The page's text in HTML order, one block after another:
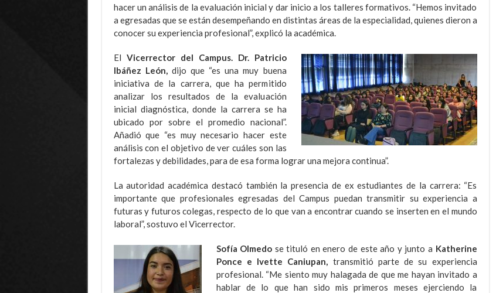
hacer un análisis de la evaluación inicial y dar inicio a los talleres formativos. “Hemos invitado
a egresadas que se están desempeñando en distintas áreas de la especialidad, quienes dieron a
conocer su experiencia profesional”, explicó la académica.
El Vicerrector del Campus. Dr. Patricio
Ibáñez León,
dijo que “es una muy buena
iniciativa de la carrera, que ha permitido
analizar los resultados de la evaluación
inicial diagnóstica, donde la carrera se ha
ubicado por sobre el promedio nacional”.
Añadió que “es muy necesario hacer este
análisis con el objetivo de ver cuáles son las
fortalezas y debilidades, para de esa forma lograr una mejora continua”.
La autoridad académica destacó también la presencia de ex estudiantes de la carrera: “Es
importante que profesionales egresadas del Campus puedan transmitir su experiencia a
futuras y futuros colegas, respecto de lo que van a encontrar cuando se inserten en el mundo
laboral”, sostuvo el Vicerrector.
Sofía Olmedo se tituló en enero de este año y junto a Katherine
Ponce e Ivette Caniupan,
transmitió parte de su experiencia
profesional. “Me siento muy halagada de que me hayan invitado a
hablar de lo que han sido mis primeros meses ejerciendo la